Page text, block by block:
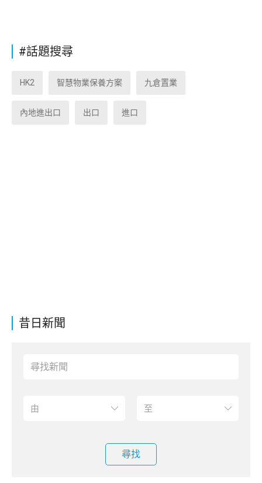
昔日新聞
尋找
#話題搜尋
HK2 智慧物業保養方案 九倉置業
內地進出口 出口 進口